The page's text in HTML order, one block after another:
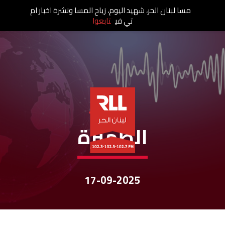
نشرات الأخبار
الظهيرة
17-09-2025
مسا لبنان الحر، شهيد اليوم، زياح المسا ونشرة اخبار ام
تي في تابعوا